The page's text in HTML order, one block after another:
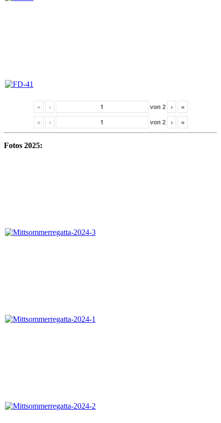
« ‹ von 2 ›
»
«
‹ von 2 › »
Fotos 2025: